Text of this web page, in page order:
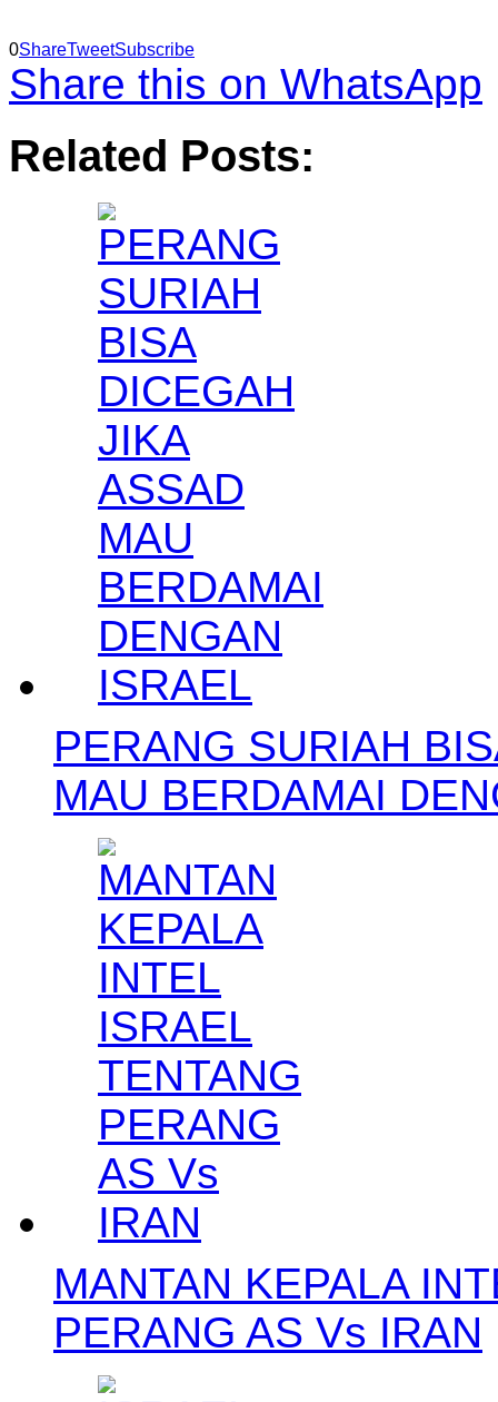
0ShareTweetSubscribe
Share this on WhatsApp
Related Posts:
PERANG SURIAH
MAU BERDAMAI
MANTAN KEPALA
PERANG AS Vs IRAN